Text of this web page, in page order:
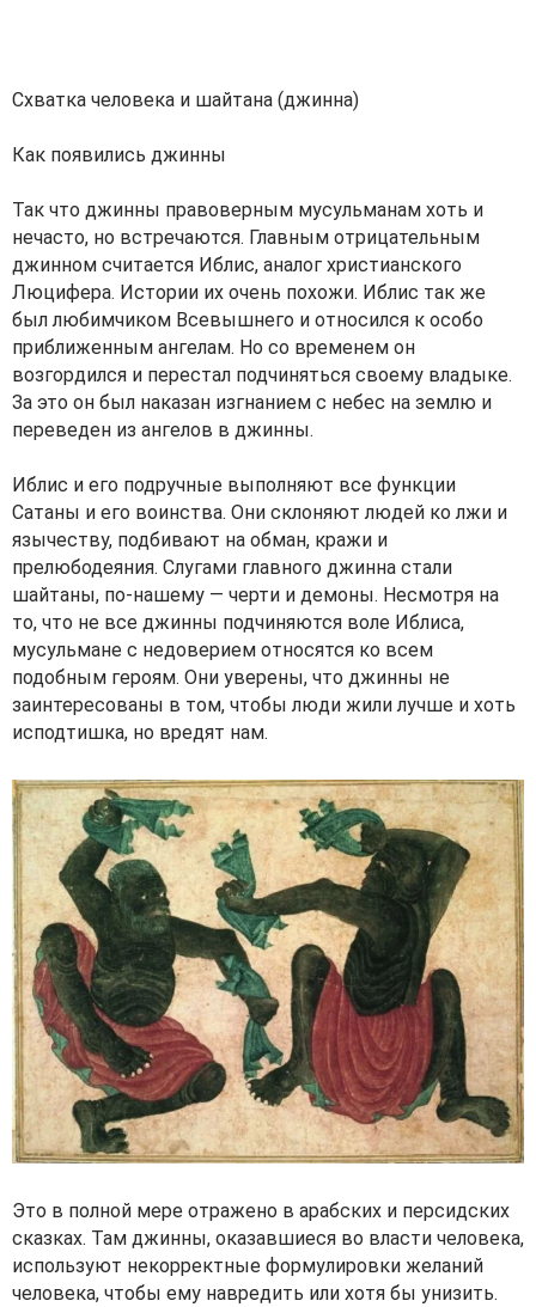
Схватка человека и шайтана (джинна)
Как появились джинны
Так что джинны правоверным мусульманам хоть и
нечасто, но встречаются. Главным отрицательным
джинном считается Иблис, аналог христианского
Люцифера. Истории их очень похожи. Иблис так же
был любимчиком Всевышнего и относился к особо
приближенным ангелам. Но со временем он
возгордился и перестал подчиняться своему владыке.
За это он был наказан изгнанием с небес на землю и
переведен из ангелов в джинны.
Иблис и его подручные выполняют все функции
Сатаны и его воинства. Они склоняют людей ко лжи и
язычеству, подбивают на обман, кражи и
прелюбодеяния. Слугами главного джинна стали
шайтаны, по-нашему — черти и демоны. Несмотря на
то, что не все джинны подчиняются воле Иблиса,
мусульмане с недоверием относятся ко всем
подобным героям. Они уверены, что джинны не
заинтересованы в том, чтобы люди жили лучше и хоть
исподтишка, но вредят нам.
Это в полной мере отражено в арабских и персидских
сказках. Там джинны, оказавшиеся во власти человека,
используют некорректные формулировки желаний
человека, чтобы ему навредить или хотя бы унизить.